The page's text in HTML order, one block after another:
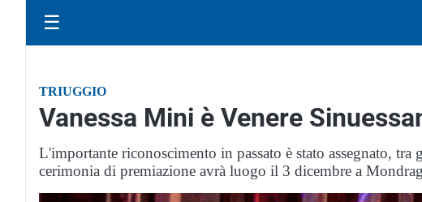
☰
TRIUGGIO
Vanessa Mini è Venere
L'importante riconoscimento in passato è stato assegnato,
cerimonia di premiazione avrà luogo il 3 dicembre a